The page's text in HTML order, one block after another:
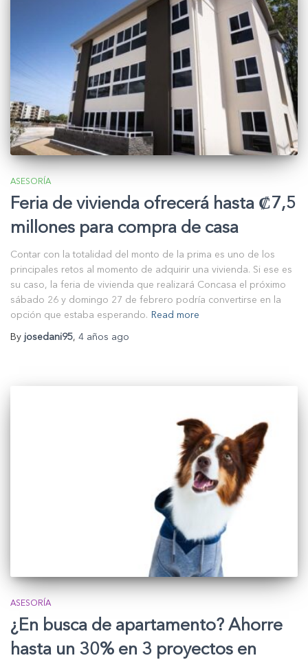
ASESORÍA
Feria de vivienda ofrecerá hasta ₡7,5
millones para compra de casa
Contar con la totalidad del monto de la prima es uno de los
principales retos al momento de adquirir una vivienda. Si ese es
su caso, la feria de vivienda que realizará Concasa el próximo
sábado 26 y domingo 27 de febrero podría convertirse en la
opción que estaba esperando. Read more
By josedani95, 4 años ago
ASESORÍA
¿En busca de apartamento? Ahorre
hasta un 30% en 3 proyectos en